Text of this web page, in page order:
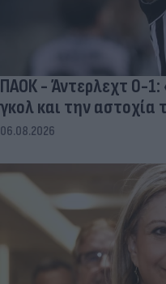
ΠΑΟΚ - Άντερλεχτ 0-
γκολ και την
06.08.2026